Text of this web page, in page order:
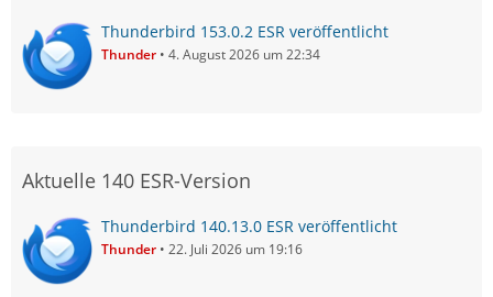
Thunderbird 153.0.2 ESR veröffentlicht
Thunder 4. August 2026 um 22:34
Aktuelle 140 ESR-Version
Thunderbird 140.13.0 ESR veröffentlicht
Thunder 22. Juli 2026 um 19:16